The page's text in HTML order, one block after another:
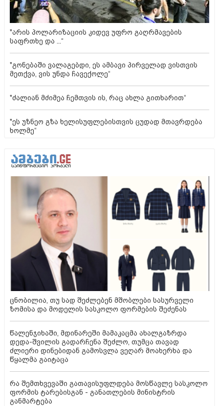
"არის პოლარიზაციის კიდევ უფრო გაღრმავების
საფრთხე და ...“
"გონებაში ვალაგებდი, ეს ამბავი პირველად ვისთვის
მეთქვა, ვის უნდა ჩავექოლე“
"ძალიან მძიმეა ჩემთვის ის, რაც ახლა გითხარით“
"ეს უზნეო გზა ხელისუფლებისთვის ცუდად მთავრდება
ხოლმე“
ცნობილია, თუ სად შეძლებენ მშობლები სასურველი
ზომისა და მოდელის სასკოლო ფორმების შეძენას
წალენჯიხაში, მდინარეში მამაკაცმა ახალგაზრდა
დედა-შვილის გადარჩენა შეძლო, თუმცა თავად
ძლიერი დინებიდან გამოსვლა ვეღარ მოახერხა და
წყალმა გაიტაცა
რა შემთხვევაში გათავისუფლდება მოსწავლე სასკოლო
ფორმის ტარებისგან - განათლების მინისტრის
განმარტება